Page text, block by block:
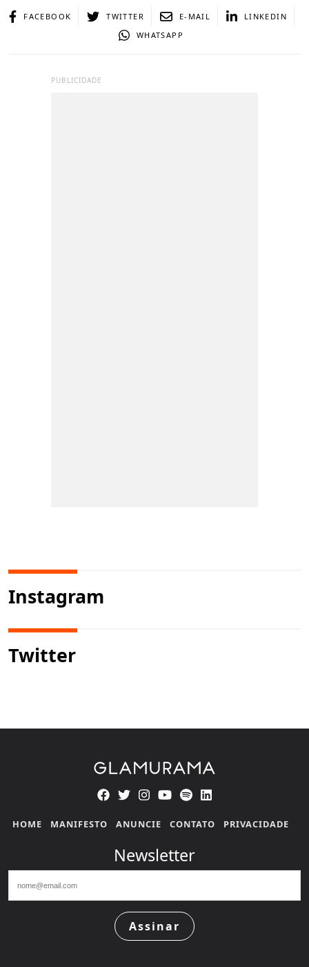
FACEBOOK TWITTER E-MAIL
LINKEDIN
WHATSAPP
PUBLICIDADE
Instagram
Twitter
HOME MANIFESTO ANUNCIE CONTATO PRIVACIDADE
Newsletter